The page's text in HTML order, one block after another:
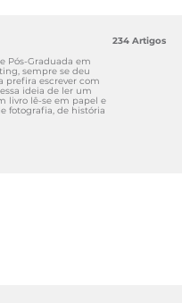
Pós-Graduada em
sempre se deu
prefira escrever com
ideia de ler um
livro lê-se em papel e
fotografia, de história
234 Artigos